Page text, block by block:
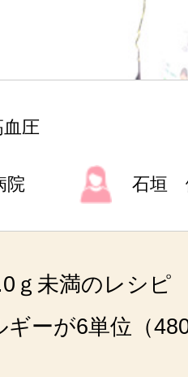
圧
院 石垣
ｇ未満のレシピ
ーが6単位（